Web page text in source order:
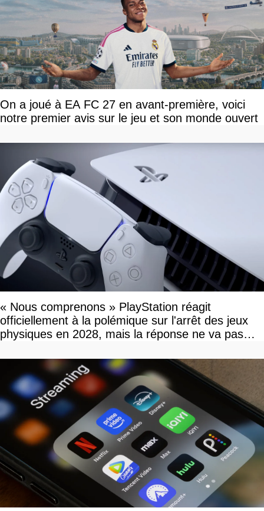
On a joué à EA FC 27 en avant-première, voici
notre premier avis sur le jeu et son monde ouvert
« Nous comprenons » PlayStation réagit
officiellement à la polémique sur l'arrêt des jeux
physiques en 2028, mais la réponse ne va pas